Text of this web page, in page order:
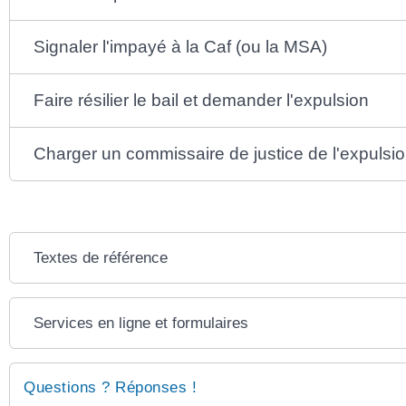
Signaler l'impayé à la Caf (ou la MSA)
Faire résilier le bail et demander l'expulsion
Charger un commissaire de justice de
Textes de référence
Services en ligne et formulaires
Questions ? Réponses !